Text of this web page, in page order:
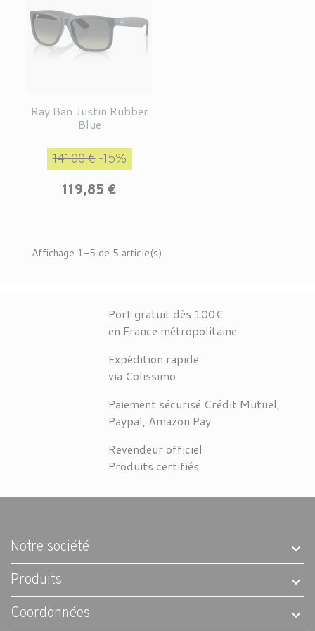
Ray Ban Justin Rubber
Blue
Prix de base
141,00 €-15%
119,85 €
Affichage 1-5 de 5 article(s)
Port gratuit dès 100€
en France métropolitaine
Expédition rapide
via Colissimo
Paiement sécurisé Crédit Mutuel,
Paypal, Amazon Pay
Revendeur officiel
Produits certifiés
Notre société
Produits
Coordonnées